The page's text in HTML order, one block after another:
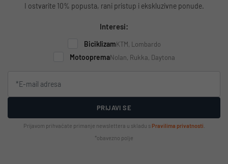
I ostvarite 10% popusta, rani pristup i ekskluzivne ponude.
Interesi:
BiciklizamKTM, Lombardo
MotoopremaNolan, Rukka, Daytona
PRIJAVI SE
Prijavom prihvaćate primanje newslettera u skladu s Pravilima privatnosti
*obavezno polje